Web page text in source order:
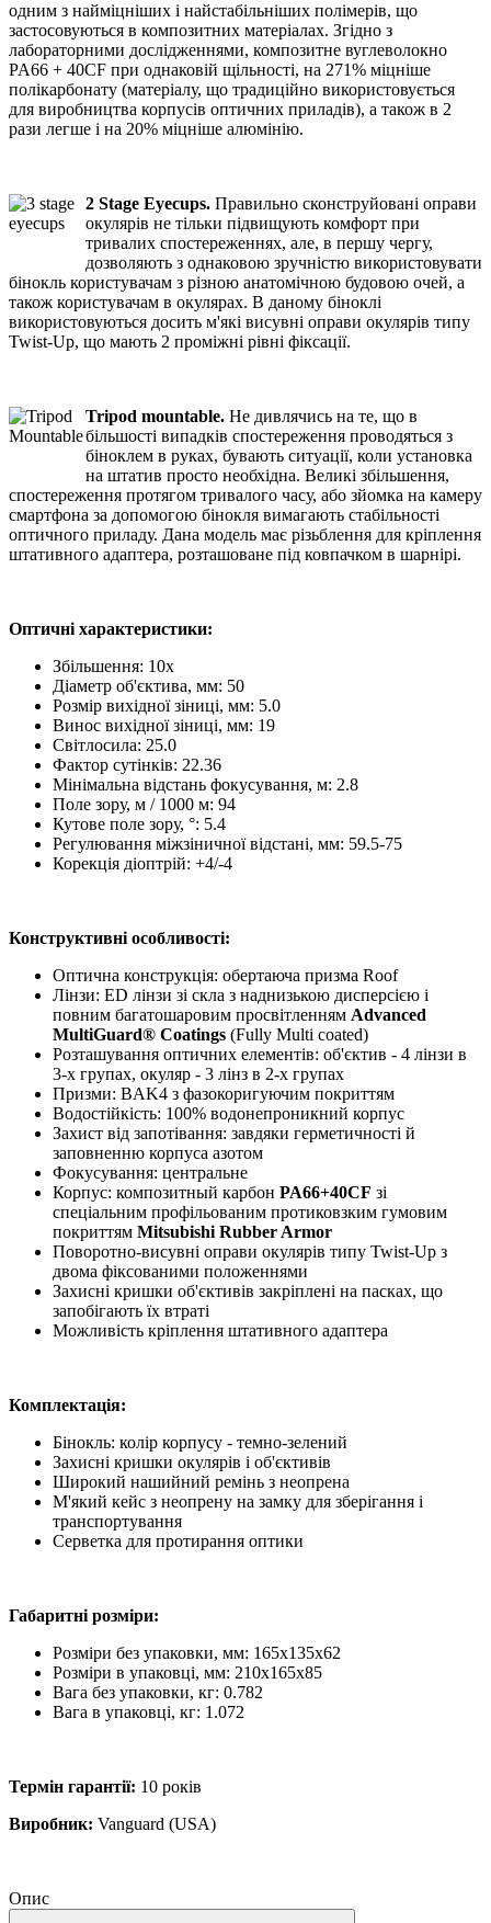
одним з найміцніших і найстабільніших полімерів, що
застосовуються в композитних матеріалах. Згідно з
лабораторними дослідженнями, композитне вуглеволокно
PA66 + 40CF при однаковій щільності, на 271% міцніше
полікарбонату (матеріалу, що традиційно використовується
для виробництва корпусів оптичних приладів), а також в 2
рази легше і на 20% міцніше алюмінію.
2 Stage Eyecups. Правильно сконструйовані оправи
окулярів не тільки підвищують комфорт при
тривалих спостереженнях, але, в першу чергу,
дозволяють з однаковою зручністю використовувати
бінокль користувачам з різною анатомічною будовою очей, а
також користувачам в окулярах. В даному біноклі
використовуються досить м'які висувні оправи окулярів типу
Twist-Up, що мають 2 проміжні рівні фіксації.
Tripod mountable. Не дивлячись на те, що в
більшості випадків спостереження проводяться з
біноклем в руках, бувають ситуації, коли установка
на штатив просто необхідна. Великі збільшення,
спостереження протягом тривалого часу, або зйомка на камеру
смартфона за допомогою бінокля вимагають стабільності
оптичного приладу. Дана модель має різьблення для кріплення
штативного адаптера, розташоване під ковпачком в шарнірі.
Оптичні характеристики:
Збільшення: 10x
Діаметр об'єктива, мм: 50
Розмір вихідної зіниці, мм: 5.0
Винос вихідної зіниці, мм: 19
Світлосила: 25.0
Фактор сутінків: 22.36
Мінімальна відстань фокусування, м: 2.8
Поле зору, м / 1000 м: 94
Кутове поле зору, °: 5.4
Регулювання міжзіничної відстані, мм: 59.5-75
Корекція діоптрій: +4/-4
Конструктивні особливості:
Оптична конструкція: обертаюча призма Roof
Лінзи: ED лінзи зі скла з наднизькою дисперсією і
повним багатошаровим просвітленням Advanced
MultiGuard® Coatings (Fully Multi coated)
Розташування оптичних елементів: об'єктив - 4 лінзи в
3-х групах, окуляр - 3 лінз в 2-х групах
Призми: BAK4 з фазокоригуючим покриттям
Водостійкість: 100% водонепроникний корпус
Захист від запотівання: завдяки герметичності й
заповненню корпуса азотом
Фокусування: центральне
Корпус: композитный карбон PA66+40CF зі
спеціальним профільованим протиковзким гумовим
покриттям Mitsubishi Rubber Armor
Поворотно-висувні оправи окулярів типу Twist-Up з
двома фіксованими положеннями
Захисні кришки об'єктивів закріплені на пасках, що
запобігають їх втраті
Можливість кріплення штативного адаптера
Комплектація:
Бінокль: колір корпусу - темно-зелений
Захисні кришки окулярів і об'єктивів
Широкий нашийний ремінь з неопрена
М'який кейс з неопрену на замку для зберігання і
транспортування
Серветка для протирання оптики
Габаритні розміри:
Розміри без упаковки, мм: 165x135х62
Розміри в упаковці, мм: 210x165х85
Вага без упаковки, кг: 0.782
Вага в упаковці, кг: 1.072
Термін гарантії: 10 років
Виробник: Vanguard (USA)
Опис